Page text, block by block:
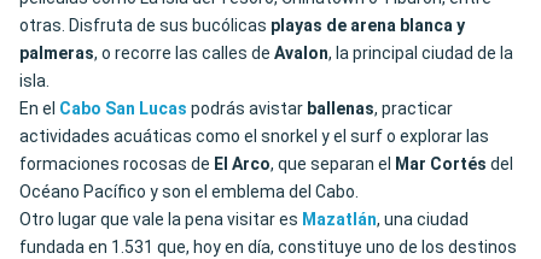
otras. Disfruta de sus bucólicas playas de arena blanca y
palmeras, o recorre las calles de Avalon, la principal ciudad de la
isla.
En el Cabo San Lucas podrás avistar ballenas, practicar
actividades acuáticas como el snorkel y el surf o explorar las
formaciones rocosas de El Arco, que separan el Mar Cortés del
Océano Pacífico y son el emblema del Cabo.
Otro lugar que vale la pena visitar es Mazatlán, una ciudad
fundada en 1.531 que, hoy en día, constituye uno de los destinos